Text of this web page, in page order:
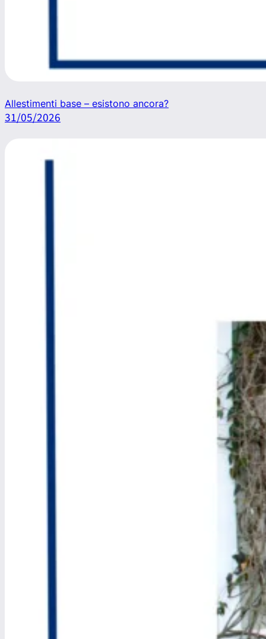
Allestimenti base – esistono ancora?
31/05/2026